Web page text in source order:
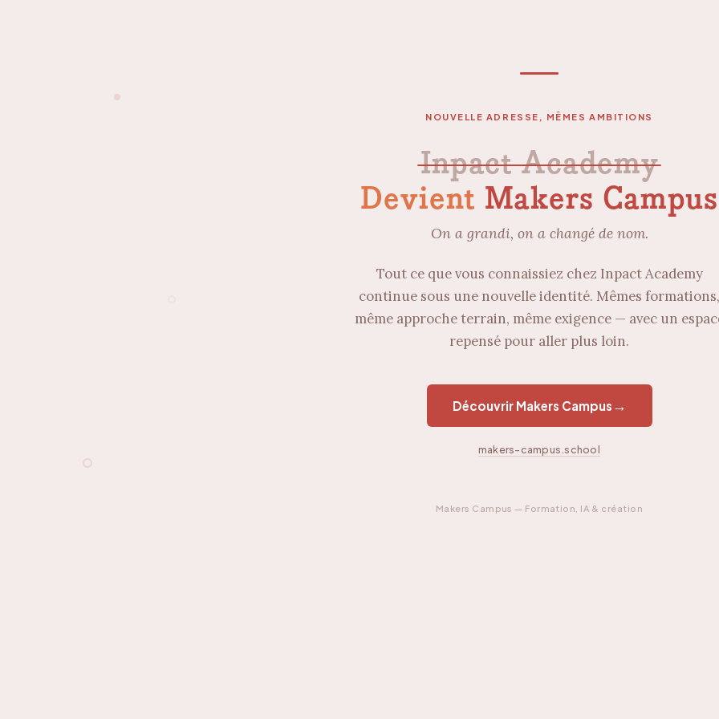
NOUVELLE ADRESSE, MÊMES AMBITIONS
Inpact Academy
Devient Makers Campus
On a grandi, on a changé de nom.
Tout ce que vous connaissiez chez Inpact Academy
continue sous une nouvelle identité. Mêmes formations,
même approche terrain, même exigence — avec un
repensé pour aller plus loin.
Découvrir Makers Campus →
makers-campus.school
Makers Campus — Formation, IA & création